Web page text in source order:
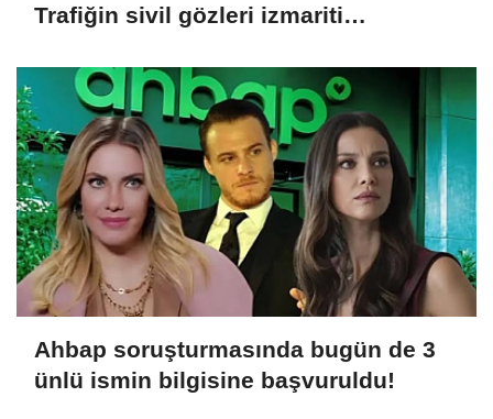
Trafiğin sivil gözleri izmariti
Ahbap soruşturmasında bugün de 3
ünlü ismin bilgisine başvuruldu!